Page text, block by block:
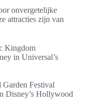
onvergetelijke
attracties zijn van
Kingdom
in Universal’s
Festival
Disney’s Hollywood